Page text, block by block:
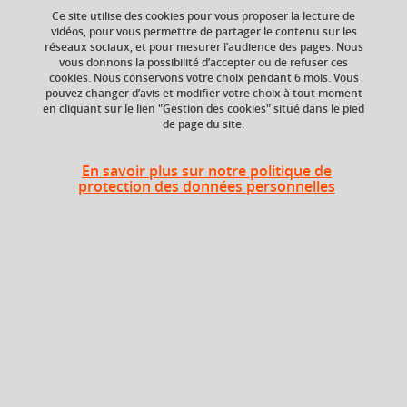
Ce site utilise des cookies pour vous proposer la lecture de
vidéos, pour vous permettre de partager le contenu sur les
réseaux sociaux, et pour mesurer l’audience des pages. Nous
vous donnons la possibilité d’accepter ou de refuser ces
cookies. Nous conservons votre choix pendant 6 mois. Vous
pouvez changer d’avis et modifier votre choix à tout moment
en cliquant sur le lien "Gestion des cookies" situé dans le pied
de page du site.
En savoir plus sur notre politique de
protection des données personnelles
Formations en alternance
Formations courtes
Recherche par facultés, écoles, instituts
Cours de langue